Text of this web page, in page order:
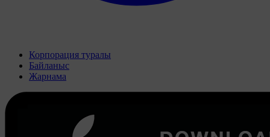
Корпорация туралы
Байланыс
Жарнама